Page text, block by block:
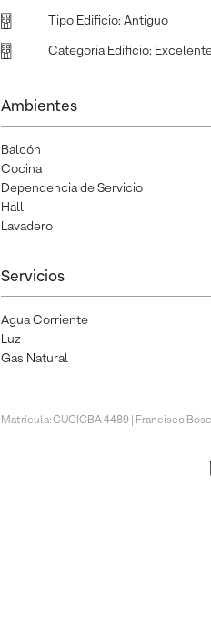
Tipo Edificio: Antiguo
Categoria Edificio:
Ambientes
Balcón
Cocina
Dependencia de Servicio
Hall
Lavadero
Servicios
Agua Corriente
Luz
Gas Natural
Matrícula: CUCICBA 4489 | Francisco